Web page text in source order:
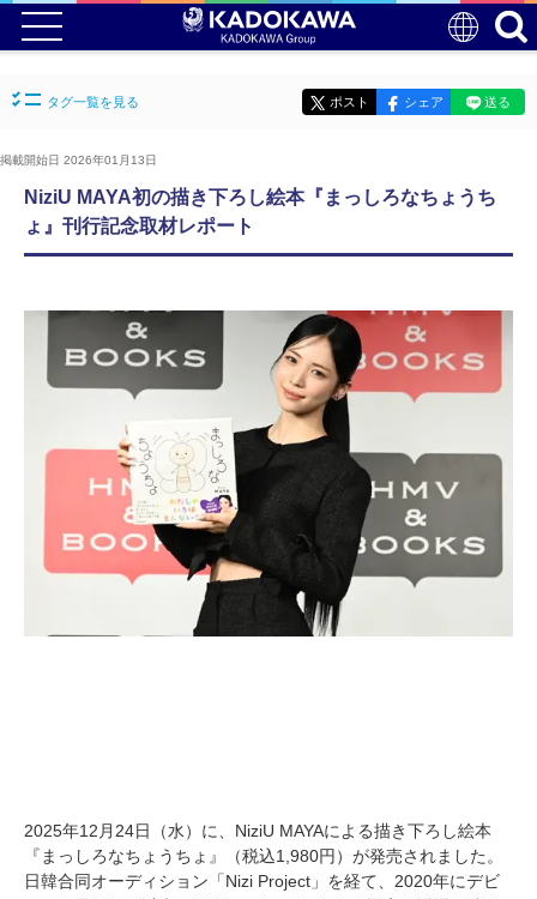
タグ一覧を見る ポスト シェア 送る
掲載開始日 2026年01月13日
NiziU MAYA初の描き下ろし絵本『まっしろなちょうち
ょ』刊行記念取材レポート
2025年12月24日（水）に、NiziU MAYAによる描き下ろし絵本
『まっしろなちょうちょ』（税込1,980円）が発売されました。
日韓合同オーディション「Nizi Project」を経て、2020年にデビ